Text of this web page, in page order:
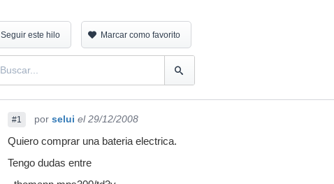
Seguir este hilo Marcar como favorito
#1 por selui el 29/12/2008
Quiero comprar una bateria electrica.
Tengo dudas entre